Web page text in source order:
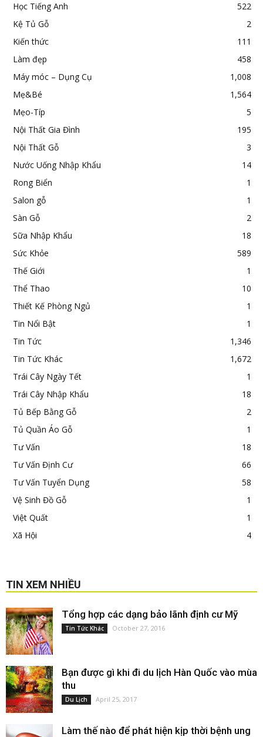
Học Tiếng Anh
522
Kệ Tủ Gỗ
2
Kiến thức
111
Làm đẹp
458
Máy móc – Dụng Cụ
1,008
Mẹ&Bé
1,564
Mẹo-Típ
5
Nội Thất Gia Đình
195
Nội Thất Gỗ
3
Nước Uống Nhập Khẩu
14
Rong Biển
1
Salon gỗ
1
Sàn Gỗ
2
Sữa Nhập Khẩu
18
Sức Khỏe
589
Thế Giới
1
Thể Thao
10
Thiết Kế Phòng Ngủ
1
Tin Nổi Bật
1
Tin Tức
1,346
Tin Tức Khác
1,672
Trái Cây Ngày Tết
1
Trái Cây Nhập Khẩu
18
Tủ Bếp Bằng Gỗ
2
Tủ Quần Áo Gỗ
1
Tư Vấn
18
Tư Vấn Định Cư
66
Tư Vấn Tuyển Dụng
58
Vệ Sinh Đồ Gỗ
1
Việt Quất
1
Xã Hội
4
TIN XEM NHIỀU
Tổng hợp các dạng bảo lãnh định cư Mỹ
Tin Tức Khác October 27, 2016
Bạn được gì khi đi du lịch Hàn Quốc vào mùa
thu
Du Lịch April 25, 2017
Làm thế nào để phát hiện kịp thời bệnh ung